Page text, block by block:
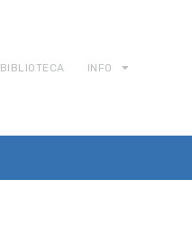
BIBLIOTECA INFO